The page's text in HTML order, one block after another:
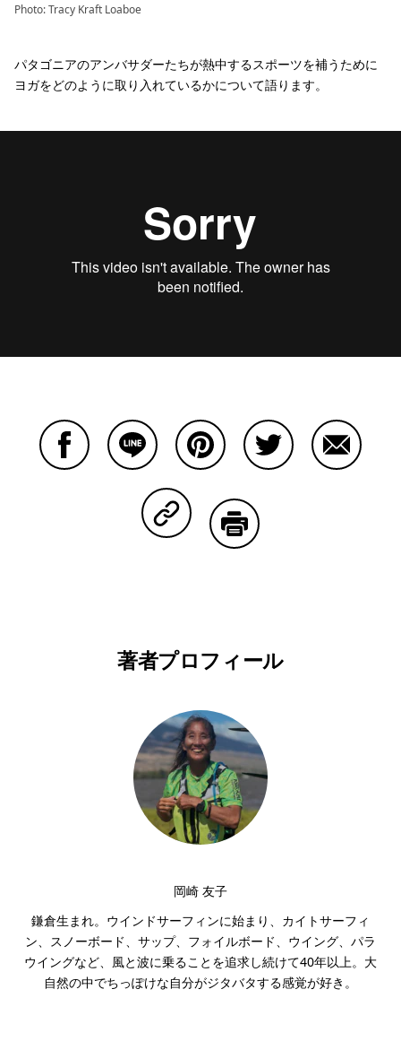
Photo: Tracy Kraft Loaboe
パタゴニアのアンバサダーたちが熱中するスポーツを補うために
ヨガをどのように取り入れているかについて語ります。
Copy Linkで共有する
著者プロフィール
岡崎 友子
鎌倉生まれ。ウインドサーフィンに始まり、カイトサーフィ
ン、スノーボード、サップ、フォイルボード、ウイング、パラ
ウイングなど、風と波に乗ることを追求し続けて40年以上。大
自然の中でちっぽけな自分がジタバタする感覚が好き。